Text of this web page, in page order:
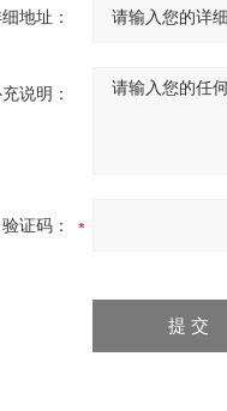
地址：
说明：
验证码：